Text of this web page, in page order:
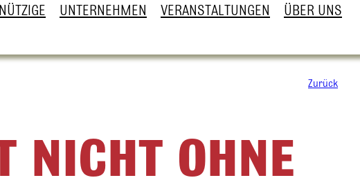
UNTERNEHMEN VERANSTALTUNGEN ÜBER UNS
Zurück
NICHT OHNE